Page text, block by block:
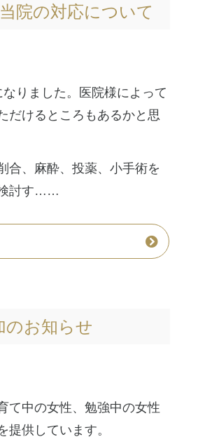
院の対応について
りました。医院様によって
だけるところもあるかと思
合、麻酔、投薬、小手術を
検討す……
のお知らせ
て中の女性、勉強中の女性
供しています。